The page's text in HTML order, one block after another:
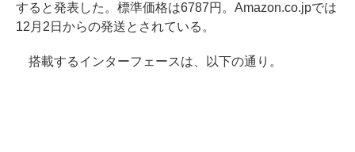
すると発表した。標準価格は6787円。Amazon.co.jpでは
12月2日からの発送とされている。
搭載するインターフェースは、以下の通り。